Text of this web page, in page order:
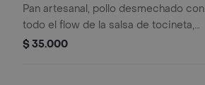
sabrosa, más del gordo.
Pan artesanal, pollo desmechado con
todo el flow de la salsa de tocineta,
crema de cebolla bien sabrosa,
$ 35.000